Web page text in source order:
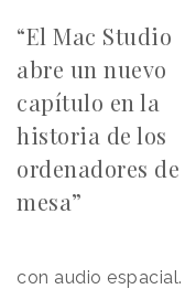
“El Mac Studio
abre un nuevo
capítulo en la
historia de los
ordenadores de
mesa”
con audio espacial.